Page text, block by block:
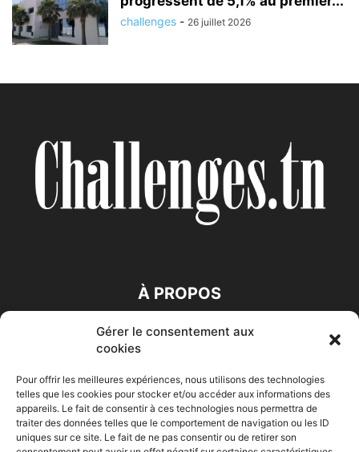
Gérer le consentement aux
cookies
Pour offrir les meilleures expériences, nous utilisons des technologies
telles que les cookies pour stocker et/ou accéder aux informations des
appareils. Le fait de consentir à ces technologies nous permettra de
traiter des données telles que le comportement de navigation ou les ID
uniques sur ce site. Le fait de ne pas consentir ou de retirer son
challenges - 26 juillet 2026
À PROPOS
SUIVEZ NOUS